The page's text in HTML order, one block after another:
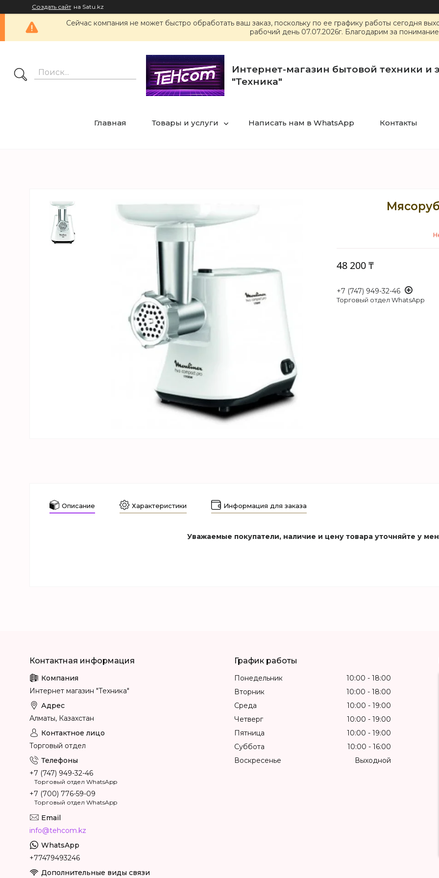
Создать сайт на Satu.kz
Сейчас компания не может быстро обработать ваш заказ, поскольку по ее графику работы сегодня
рабочий день 07.07.2026г. Благодарим за
Интернет-магазин бытовой техники и
"Техника"
Главная Товары и услуги Написать нам в WhatsApp Контакты
48 200 ₸
+7 (747) 949-32-46
Торговый отдел WhatsApp
Описание Характеристики Информация для заказа
Уважаемые покупатели, наличие и цену товара уточняйте у
Интернет магазин "Техника"
Алматы, Казахстан
Торговый отдел
+7 (747) 949-32-46
Торговый отдел WhatsApp
+7 (700) 776-59-09
Торговый отдел WhatsApp
info@tehcom.kz
+77479493246
График работы
Понедельник 10:00
18:00
Вторник
10:00
18:00
Среда
10:00
19:00
Четверг
10:00
19:00
Пятница
10:00
19:00
Суббота
10:00
16:00
Воскресенье
Выходной